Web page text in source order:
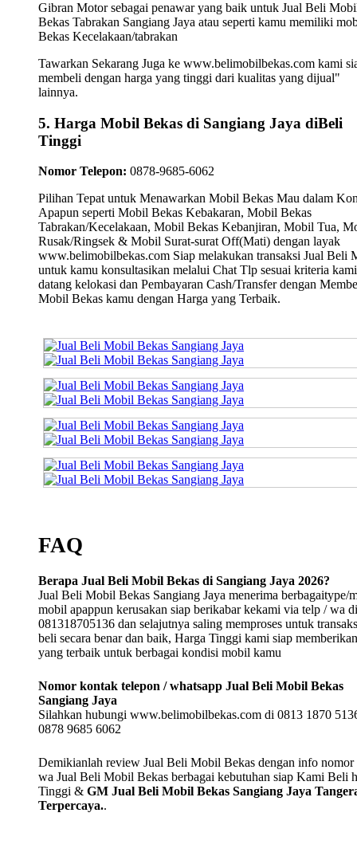
Gibran Motor sebagai penawar yang baik untuk Jual Beli
Bekas Tabrakan Sangiang Jaya atau seperti kamu memiliki
Bekas Kecelakaan/tabrakan
Tawarkan Sekarang Juga ke www.belimobilbekas.com kami
membeli dengan harga yang tinggi dari kualitas yang dijual"
lainnya.
5. Harga Mobil Bekas di Sangiang Jaya diBeli
Tinggi
Nomor Telepon: 0878-9685-6062
Pilihan Tepat untuk Menawarkan Mobil Bekas Mau dalam
Apapun seperti Mobil Bekas Kebakaran, Mobil Bekas
Tabrakan/Kecelakaan, Mobil Bekas Kebanjiran, Mobil Tua,
Rusak/Ringsek & Mobil Surat-surat Off(Mati) dengan layak
www.belimobilbekas.com Siap melakukan transaksi Jual Beli
untuk kamu konsultasikan melalui Chat Tlp sesuai kriteria
datang kelokasi dan Pembayaran Cash/Transfer dengan
Mobil Bekas kamu dengan Harga yang Terbaik.
FAQ
Berapa Jual Beli Mobil Bekas di Sangiang Jaya 2026?
Jual Beli Mobil Bekas Sangiang Jaya menerima berbagaitype/
mobil apappun kerusakan siap berikabar kekami via telp / wa di
081318705136 dan selajutnya saling memproses untuk
beli secara benar dan baik, Harga Tinggi kami siap memberikan
yang terbaik untuk berbagai kondisi mobil kamu
Nomor kontak telepon / whatsapp Jual Beli Mobil Bekas
Sangiang Jaya
Silahkan hubungi www.belimobilbekas.com di 0813 1870
0878 9685 6062
Demikianlah review Jual Beli Mobil Bekas dengan info nomor
wa Jual Beli Mobil Bekas berbagai kebutuhan siap Kami Beli
Tinggi & GM Jual Beli Mobil Bekas Sangiang Jaya
Terpercaya..